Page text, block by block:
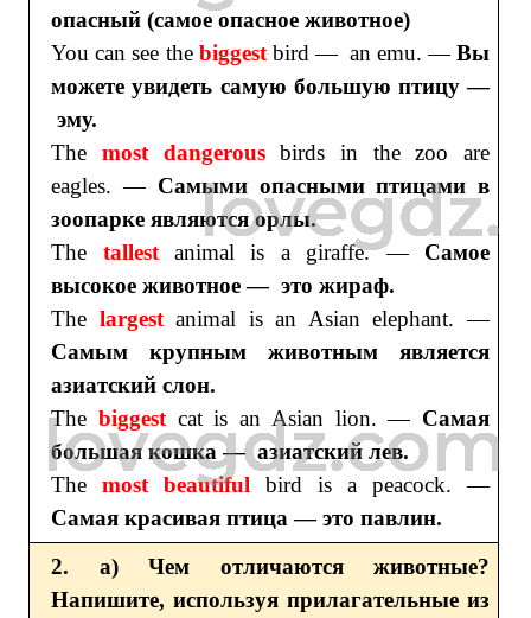
опасный (самое опасное животное)
You can see the biggestbird — an emu. —Вы
можете увидеть самую большую птицу —
эму.
The most dangerousbirds in the zoo are
eagles. — Самыми опасными птицами в
зоопарке являются орлы.
The tallestanimal is a giraffe. —Самое
высокое животное — это жираф.
The largestanimal is an Asian elephant. —
Самым крупным животным является
азиатский слон.
Thebiggest cat is an Asian lion. — Самая
большая кошка — азиатский лев.
Themost beautiful bird is a peacock. —
Самая красивая птица — это павлин.
2. a) Чем отличаются животные?
Напишите, используя прилагательные из